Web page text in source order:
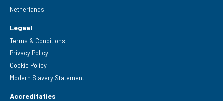
Netherlands
Legaal
Terms & Conditions
Privacy Policy
Cookie Policy
Modern Slavery Statement
Accreditaties